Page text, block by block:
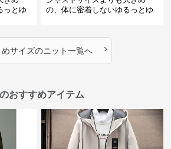
っとゆ
の、体に密着しないゆるっとゆ
りニット
めサイズのニット一覧へ ›
おすすめアイテム